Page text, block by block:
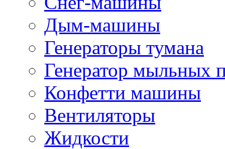
Дым-машины
Генераторы тумана
Генератор мыльных
Конфетти машины
Вентиляторы
Жидкости